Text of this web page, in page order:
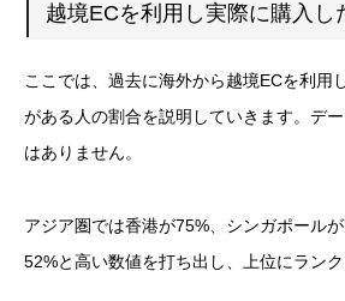
越境ECを利用し実際に購入し
ここでは、過去に海外から越境ECを利用
がある人の割合を説明していきます。デ
はありません。
アジア圏では香港が75%、シンガポール
52%と高い数値を打ち出し、上位にランク